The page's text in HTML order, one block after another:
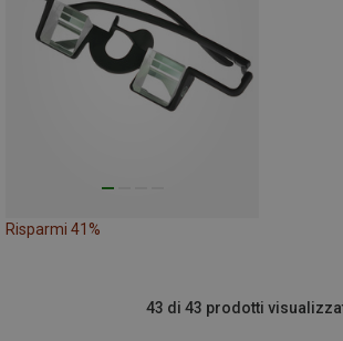
Risparmi 41%
43 di 43 prodotti